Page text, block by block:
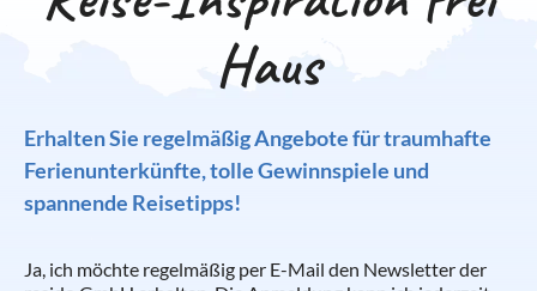
Haus
Erhalten Sie regelmäßig Angebote für traumhafte
Ferienunterkünfte, tolle Gewinnspiele und
spannende Reisetipps!
Ja, ich möchte regelmäßig per E-Mail den Newsletter der